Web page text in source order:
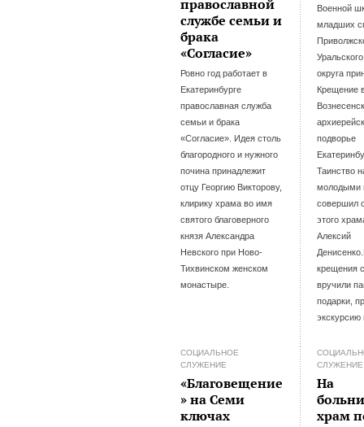
православной
службе семьи и
брака
«Согласие»
Ровно год работает в
Екатеринбурге
православная служба
семьи и брака
«Согласие». Идея столь
благородного и нужного
почина принадлежит
отцу Георгию Викторову,
клирику храма во имя
святого благоверного
князя Александра
Невского при Ново-
Тихвинском женском
монастыре.
Военной
младших
округа
Крещение
подворье
Таинство
молодыми
совершил
этого
Алексий
крещения
вручили
подарки,
экскурсию
СОЦИАЛЬНОЕ
СЛУЖЕНИЕ
«Благовещение
» на Семи
ключах
СЛУЖЕНИЕ
На
храм